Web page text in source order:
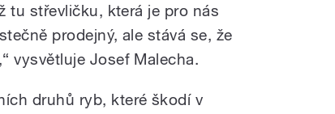
tu střevličku, která je pro nás
prodejný, ale stává se, že
vysvětluje Josef Malecha.
druhů ryb, které škodí v